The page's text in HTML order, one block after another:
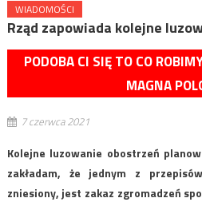
WIADOMOŚCI
Rząd zapowiada kolejne
PODOBA CI SIĘ TO CO
MAGNA
7 czerwca 2021
Kolejne luzowanie obostrzeń
zakładam, że jednym z
zniesiony, jest zakaz zgromadzeń